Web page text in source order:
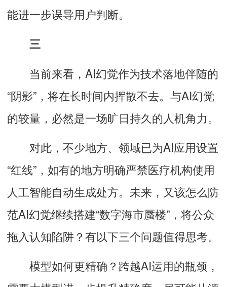
能进一步误导用户判断。
三
当前来看，AI幻觉作为技术落地伴随的
“阴影”，将在长时间内挥散不去。 与AI幻觉
的较量，必然是一场旷日持久的人机角力。
对此，不少地方、领域已为AI应用设置
“红线”，如有的地方明确严禁医疗机构使用
人工智能自动生成处方。 未来，又该怎么防
范AI幻觉继续搭建“数字海市蜃楼”，将公众
拖入认知陷阱？有以下三个问题值得思考。
模型如何更精确？ 跨越AI运用的瓶颈，